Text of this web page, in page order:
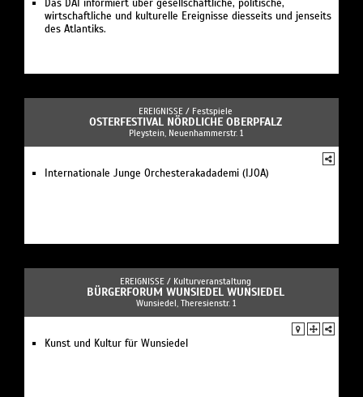
Das DAI informiert über gesellschaftliche, politische,
wirtschaftliche und kulturelle Ereignisse diesseits und jenseits
des Atlantiks.
EREIGNISSE / Festspiele
OSTERFESTIVAL NÖRDLICHE OBERPFALZ
Pleystein, Neuenhammerstr. 1
Internationale Junge Orchesterakadademi (IJOA)
EREIGNISSE / Kulturveranstaltung
BÜRGERFORUM WUNSIEDEL WUNSIEDEL
Wunsiedel, Theresienstr. 1
Kunst und Kultur für Wunsiedel